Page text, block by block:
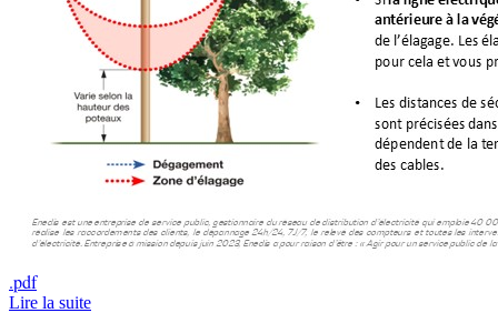
.pdf
Lire la suite